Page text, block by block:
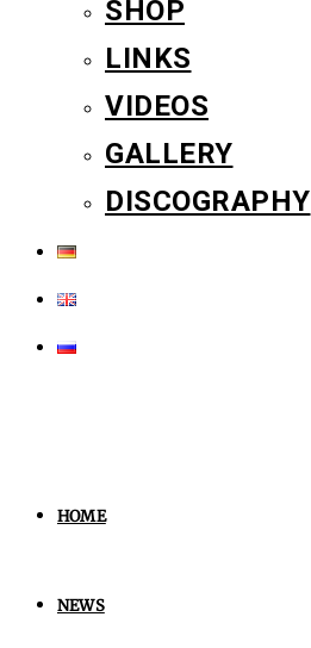
SHOP
LINKS
VIDEOS
GALLERY
DISCOGRAPHY
HOME
NEWS